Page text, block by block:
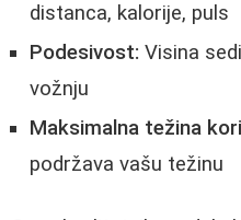
distanca, kalorije, puls
Podesivost: Visina
vožnju
Maksimalna težina
podržava vašu težinu